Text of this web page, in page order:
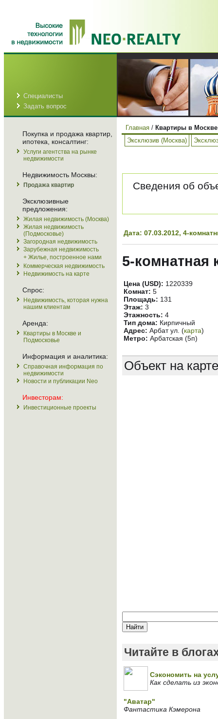
Специалисты
Задать вопрос
Покупка и продажа квартир,
ипотека, консалтинг:
Услуги агентства на рынке
недвижимости
Недвижимость Москвы:
Продажа квартир
Эксклюзивные
предложения:
Жилая недвижимость (Москва)
Жилая недвижимость
(Подмосковье)
Загородная недвижимость
Зарубежная недвижимость
+ Жилье, построенное нами
Коммерческая недвижимость
Недвижимость на карте
Спрос:
Недвижимость, которая нужна
нашим клиентам
Аренда:
Квартиры в Москве и
Подмосковье
Информация и аналитика:
Справочная информация по
недвижимости
Новости и публикации Neo
Инвесторам:
Инвестиционные проекты
Главная / Квартиры в
Эксклюзив (Москва)
Сведения об
Дата: 07.03.2012, 4-
5-комнатная
Цена (USD): 1220339
Комнат: 5
Площадь: 131
Этаж: 3
Этажность: 4
Тип дома: Кирпичный
Адрес: Арбат ул. (карта)
Метро: Арбатская (5п)
Объект на карте
Читайте в
Сэкономить на
Как сделать из
"Аватар"
Фантастика Кэмерона